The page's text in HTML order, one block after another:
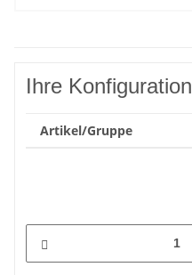
Ihre Konfiguration
Artikel/Gruppe